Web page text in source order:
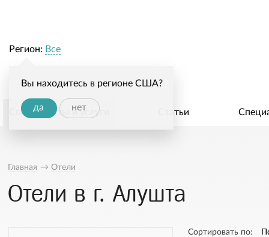
Регион: Все
Вы находитесь в регионе США?
да нет
Специалисты и услуги Статьи
Главная → Отели
Отели в г. Алушта
Сортировать по: